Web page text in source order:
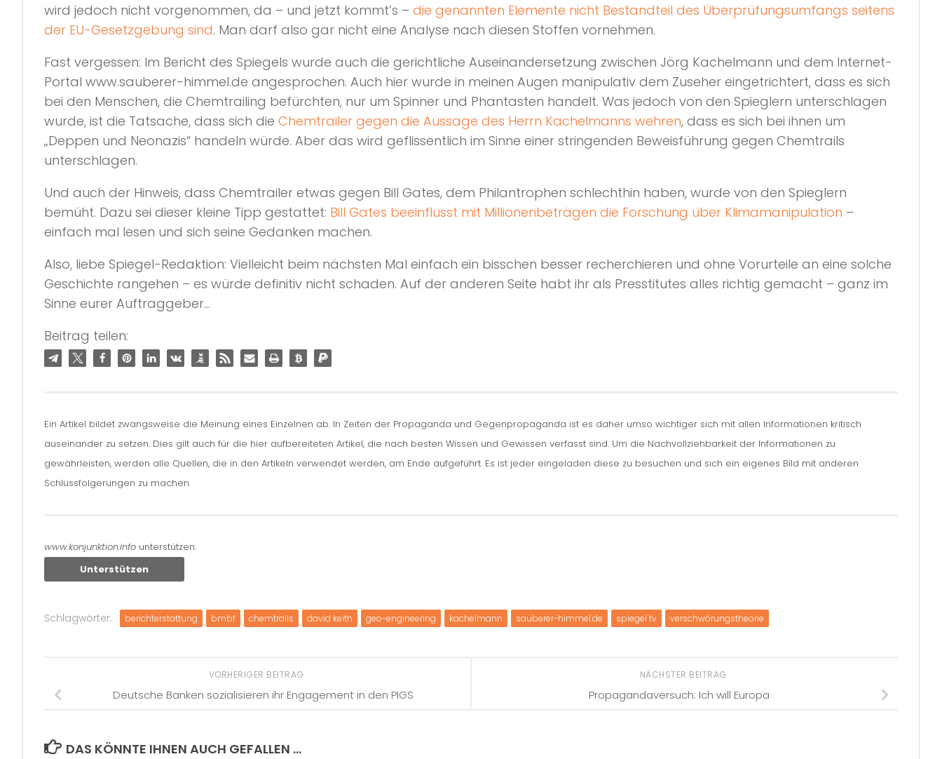
wird jedoch nicht vorgenommen, da – und jetzt kommt’s – die genannten Elemente nicht Bestandteil des Überprüfungsumfangs seitens
der EU-Gesetzgebung sind. Man darf also gar nicht eine Analyse nach diesen Stoffen vornehmen.
Fast vergessen: Im Bericht des Spiegels wurde auch die gerichtliche Auseinandersetzung zwischen Jörg Kachelmann und dem Internet-
Portal www.sauberer-himmel.de angesprochen. Auch hier wurde in meinen Augen manipulativ dem Zuseher eingetrichtert, dass es sich
bei den Menschen, die Chemtrailing befürchten, nur um Spinner und Phantasten handelt. Was jedoch von den Spieglern unterschlagen
wurde, ist die Tatsache, dass sich die Chemtrailer gegen die Aussage des Herrn Kachelmanns wehren, dass es sich bei ihnen um
„Deppen und Neonazis“ handeln würde. Aber das wird geflissentlich im Sinne einer stringenden Beweisführung gegen Chemtrails
unterschlagen.
Und auch der Hinweis, dass Chemtrailer etwas gegen Bill Gates, dem Philantrophen schlechthin haben, wurde von den Spieglern
bemüht. Dazu sei dieser kleine Tipp gestattet: Bill Gates beeinflusst mit Millionenbeträgen die Forschung über Klimamanipulation –
einfach mal lesen und sich seine Gedanken machen.
Also, liebe Spiegel-Redaktion: Vielleicht beim nächsten Mal einfach ein bisschen besser recherchieren und ohne Vorurteile an eine solche
Geschichte rangehen – es würde definitiv nicht schaden. Auf der anderen Seite habt ihr als Presstitutes alles richtig gemacht – ganz im
Sinne eurer Auftraggeber…
Beitrag teilen:
Ein Artikel bildet zwangsweise die Meinung eines Einzelnen ab. In Zeiten der Propaganda und Gegenpropaganda ist es daher umso wichtiger sich mit allen Informationen kritisch
auseinander zu setzen. Dies gilt auch für die hier aufbereiteten Artikel, die nach besten Wissen und Gewissen verfasst sind. Um die Nachvollziehbarkeit der Informationen zu
gewährleisten, werden alle Quellen, die in den Artikeln verwendet werden, am Ende aufgeführt. Es ist jeder eingeladen diese zu besuchen und sich ein eigenes Bild mit anderen
Schlussfolgerungen zu machen.
www.konjunktion.info unterstützen:
Unterstützen
Schlagwörter: berichterstattung bmbf chemtrails david keith geo-engineering kachelmann sauberer-himmel.de spiegel tv verschwörungstheorie
NÄCHSTER BEITRAG
Propagandaversuch: Ich will Europa
VORHERIGER BEITRAG
Deutsche Banken sozialisieren ihr Engagement in den PIGS
DAS KÖNNTE IHNEN AUCH GEFALLEN …